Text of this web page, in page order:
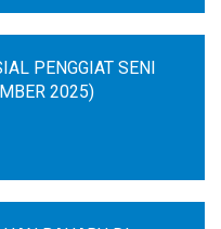
PENGGIAT SENI
2025)